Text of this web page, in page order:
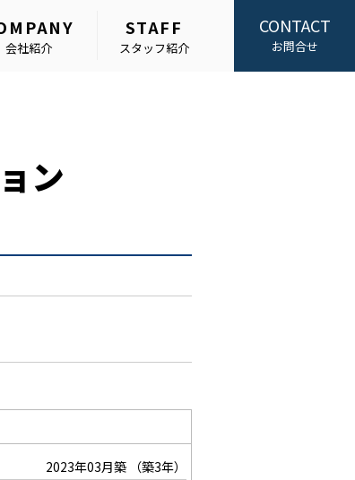
会社紹介
STAFF
スタッフ紹介
CONTACT
お問合せ
ン
2023年03月築
（築3年）